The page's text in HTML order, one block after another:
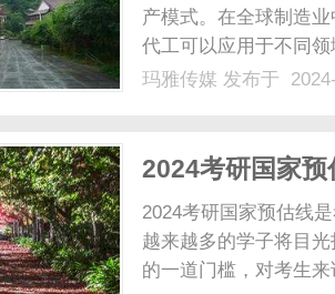
产模式。在全球制造
代工可以应用于不同
色，为企业提供了灵
玛雅传媒 发布于
2024考研国家预
2024考研国家预估线
越来越多的学子将目
的一道门槛，对考生